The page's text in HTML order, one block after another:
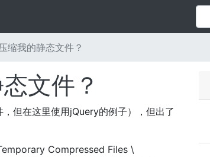
缩我的静态文件？
文件？
但在这里使用jQuery的例子），但出了
Compressed Files \